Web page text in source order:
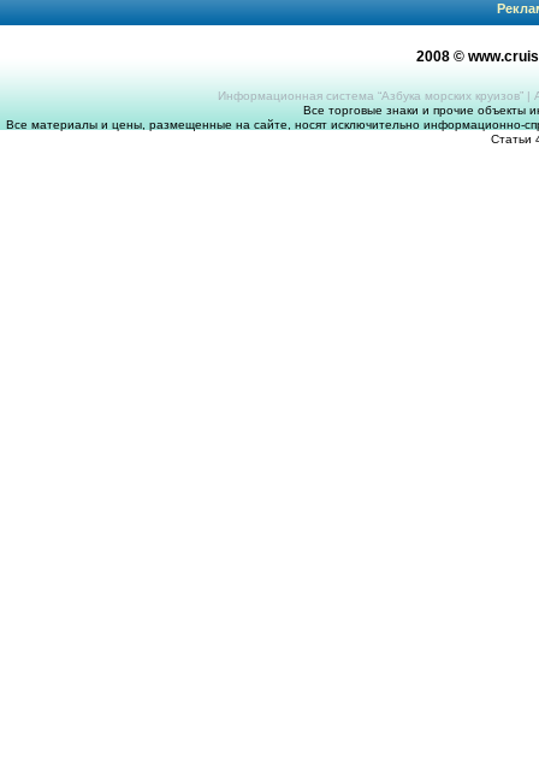
2008 ©
Информационная система “Азбука морских круизов” |
Все торговые знаки и прочие объекты
Все материалы и цены, размещенные на сайте, носят исключительно информационно-
Статьи